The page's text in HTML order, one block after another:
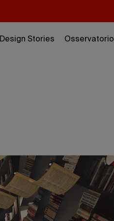
Design Stories Osservatorio